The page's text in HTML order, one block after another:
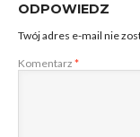
ODPOWIEDZ
Twój adres e-mail nie
Komentarz *